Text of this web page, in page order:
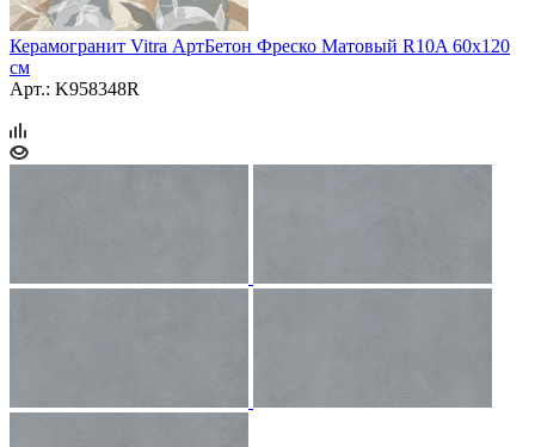
Керамогранит Vitra АртБетон Фреско Матовый R10A 60x120
см
Арт.: K958348R